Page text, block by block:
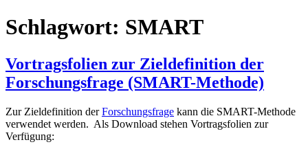
Schlagwort: SMART
Vortragsfolien zur Zieldefinition der
Forschungsfrage (SMART-Methode)
Zur Zieldefinition derForschungsfrage kann die SMART-Methode
verwendet werden. Als Download stehen Vortragsfolien zur
Verfügung: